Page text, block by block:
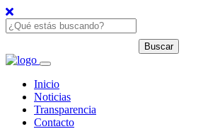
Inicio
Noticias
Transparencia
Contacto